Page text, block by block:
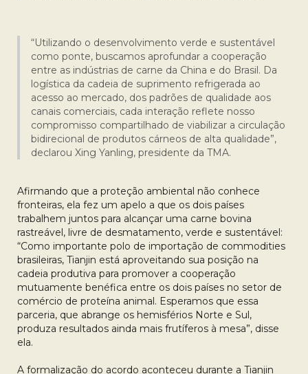
“Utilizando o desenvolvimento verde e sustentável
como ponte, buscamos aprofundar a cooperação
entre as indústrias de carne da China e do Brasil. Da
logística da cadeia de suprimento refrigerada ao
acesso ao mercado, dos padrões de qualidade aos
canais comerciais, cada interação reflete nosso
compromisso compartilhado de viabilizar a circulação
bidirecional de produtos cárneos de alta qualidade”,
declarou Xing Yanling, presidente da TMA.
Afirmando que a proteção ambiental não conhece
fronteiras, ela fez um apelo a que os dois países
trabalhem juntos para alcançar uma carne bovina
rastreável, livre de desmatamento, verde e sustentável:
“Como importante polo de importação de commodities
brasileiras, Tianjin está aproveitando sua posição na
cadeia produtiva para promover a cooperação
mutuamente benéfica entre os dois países no setor de
comércio de proteína animal. Esperamos que essa
parceria, que abrange os hemisférios Norte e Sul,
produza resultados ainda mais frutíferos à mesa”, disse
ela.
A formalização do acordo aconteceu durante a Tianjin